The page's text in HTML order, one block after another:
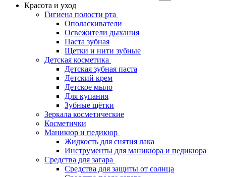
Красота и уход
Гигиена полости рта
Ополаскиватели
Освежители дыхания
Паста зубная
Щетки и нити зубные
Детская косметика
Детская зубная паста
Детский крем
Детское мыло
Для купания
Зубные щётки
Зеркала косметические
Косметички
Маникюр и педикюр
Жидкость для снятия лака
Инструменты для маникюра и педикюра
Средства для загара
Средства для защиты от солнца